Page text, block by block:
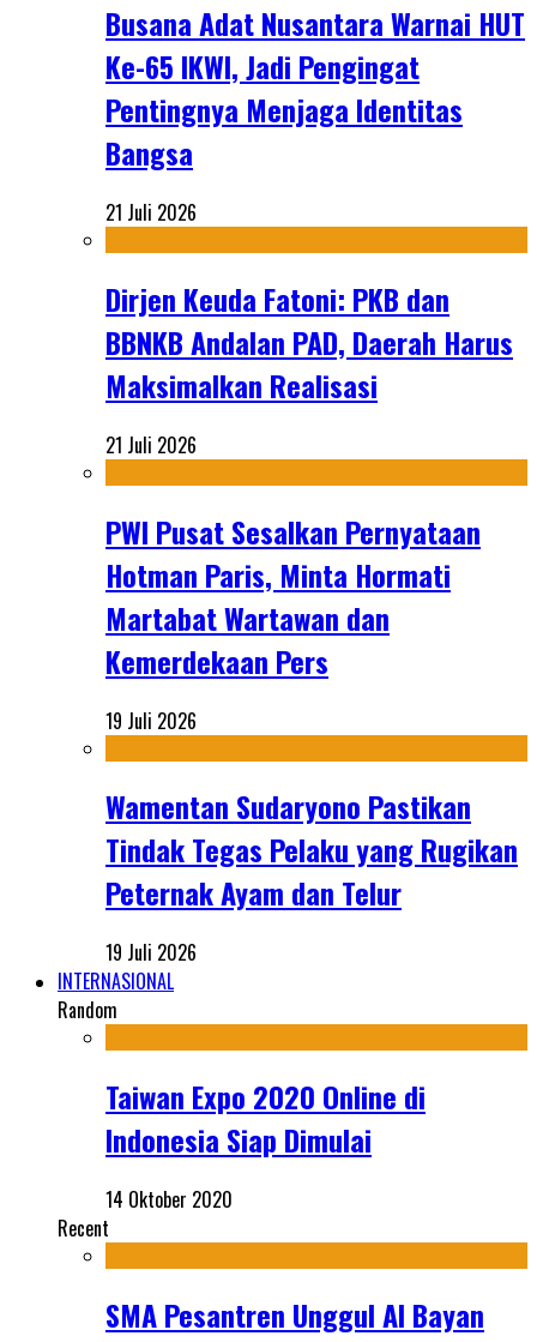
Busana Adat Nusantara Warnai HUT
Ke-65 IKWI, Jadi Pengingat
Pentingnya Menjaga Identitas
Bangsa
21 Juli 2026
Dirjen Keuda Fatoni: PKB dan
BBNKB Andalan PAD, Daerah Harus
Maksimalkan Realisasi
21 Juli 2026
PWI Pusat Sesalkan Pernyataan
Hotman Paris, Minta Hormati
Martabat Wartawan dan
Kemerdekaan Pers
19 Juli 2026
Wamentan Sudaryono Pastikan
Tindak Tegas Pelaku yang Rugikan
Peternak Ayam dan Telur
19 Juli 2026
INTERNASIONAL
Random
Taiwan Expo 2020 Online di
Indonesia Siap Dimulai
14 Oktober 2020
Recent
SMA Pesantren Unggul Al Bayan